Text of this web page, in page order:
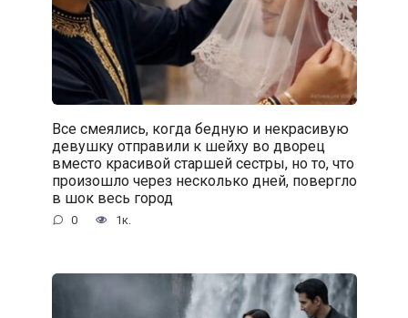
Все смеялись, когда бедную и некрасивую
девушку отправили к шейху во дворец
вместо красивой старшей сестры, но то, что
произошло через несколько дней, повергло
в шок весь город
0 1к.